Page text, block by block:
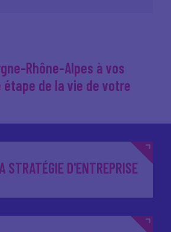
Rhône-Alpes à vos
de la vie de votre
STRATÉGIE D'ENTREPRISE